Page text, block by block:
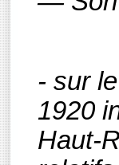
- sur
1920
Haut-